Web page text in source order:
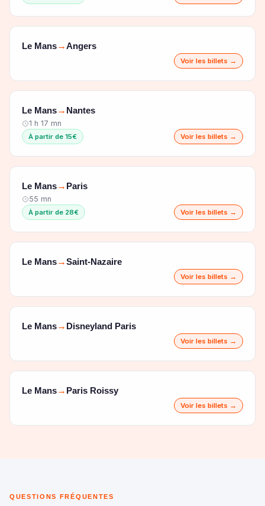
Le Mans→Angers
Voir les billets →
Le Mans→ Nantes
1 h 17 mn
À partir de 15€ Voir les billets →
Le Mans→ Paris
55 mn
À partir de 28€ Voir les billets →
Le Mans→Saint-Nazaire
Voir les billets →
Le Mans→ Disneyland Paris
Voir les billets →
Le Mans→ Paris Roissy
Voir les billets →
QUESTIONS FRÉQUENTES